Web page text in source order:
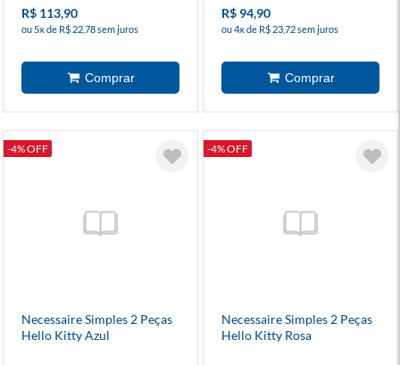
R$ 113,90
ou 5x de R$ 22,78 sem juros
R$ 94,90
ou 4x de R$ 23,72 sem juros
-4% OFF
Necessaire Simples 2 Peças
Hello Kitty Azul
-4% OFF
Necessaire Simples 2 Peças
Hello Kitty Rosa